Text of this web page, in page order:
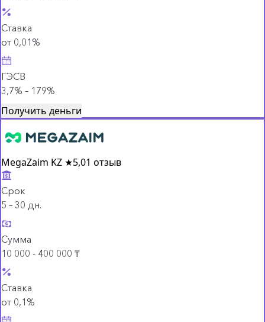
Ставка
от 0,01%
ГЭСВ
3,7% – 179%
Получить деньги
MegaZaim KZ ★5,01 отзыв
Срок
5 – 30 дн.
Сумма
10 000 - 400 000 ₸
Ставка
от 0,1%